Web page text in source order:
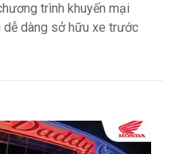
trình khuyến mại
dễ dàng sở hữu xe trước